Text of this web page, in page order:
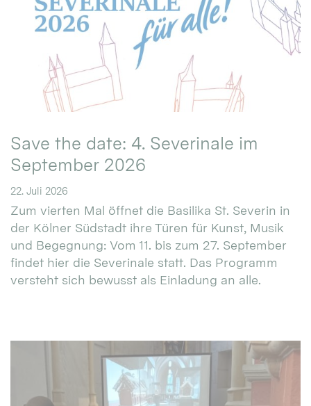
Save the date: 4. Severinale im
September 2026
22. Juli 2026
Zum vierten Mal öffnet die Basilika St. Severin in
der Kölner Südstadt ihre Türen für Kunst, Musik
und Begegnung: Vom 11. bis zum 27. September
findet hier die Severinale statt. Das Programm
versteht sich bewusst als Einladung an alle.